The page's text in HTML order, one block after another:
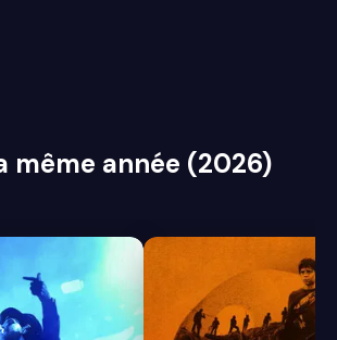
même année (2026)